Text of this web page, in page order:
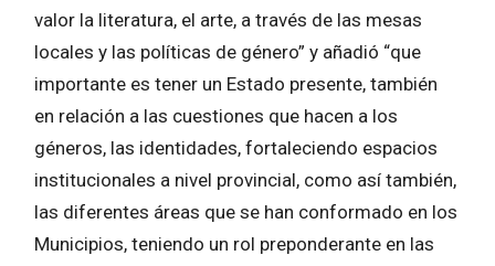
valor la literatura, el arte, a través de las mesas
locales y las políticas de género” y añadió “que
importante es tener un Estado presente, también
en relación a las cuestiones que hacen a los
géneros, las identidades, fortaleciendo espacios
institucionales a nivel provincial, como así también,
las diferentes áreas que se han conformado en los
Municipios, teniendo un rol preponderante en las